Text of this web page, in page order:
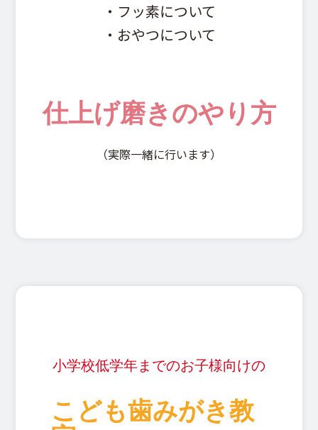
・フッ素について
・おやつについて
仕上げ磨きのやり方
（実際一緒に行います）
小学校低学年までのお子様向けの
こども歯みがき教